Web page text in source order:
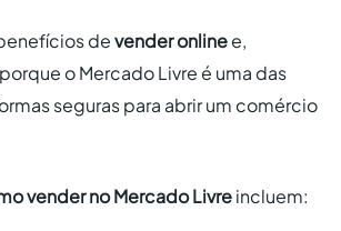
devender onlinee,
o Mercado Livre é uma das
seguras para abrir um comércio
vender no Mercado Livreincluem: